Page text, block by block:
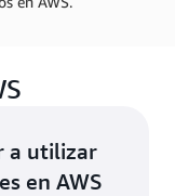
a utilizar
en AWS